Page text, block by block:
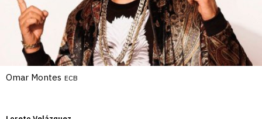
Omar Montes ECB